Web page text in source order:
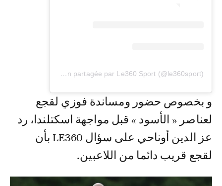
Une publication partagée par Le360 Sport (@le360sport)
و بخصوص حضور ومساندة فوزي لقجع
لعناصر « الأسود » قبل مواجهة اسكتلندا، رد
عز الدين أوناحي على سؤال LE360 بأن
لقجع قريب دائما من اللاعبين.